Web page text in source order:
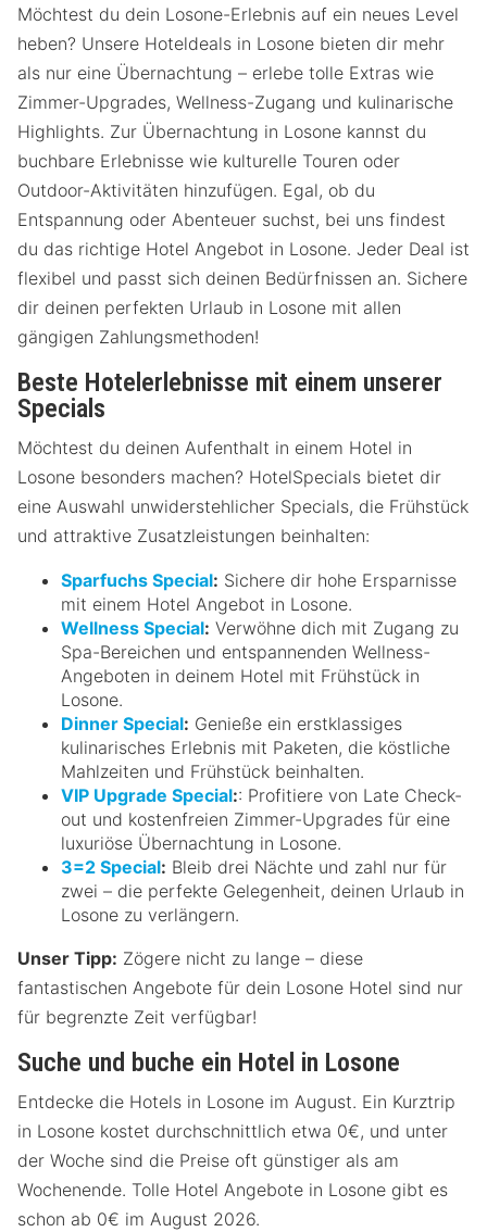
Möchtest du dein Losone-Erlebnis auf ein neues Level
heben? Unsere Hoteldeals in Losone bieten dir mehr
als nur eine Übernachtung – erlebe tolle Extras wie
Zimmer-Upgrades, Wellness-Zugang und kulinarische
Highlights. Zur Übernachtung in Losone kannst du
buchbare Erlebnisse wie kulturelle Touren oder
Outdoor-Aktivitäten hinzufügen. Egal, ob du
Entspannung oder Abenteuer suchst, bei uns findest
du das richtige Hotel Angebot in Losone. Jeder Deal ist
flexibel und passt sich deinen Bedürfnissen an. Sichere
dir deinen perfekten Urlaub in Losone mit allen
gängigen Zahlungsmethoden!
Beste Hotelerlebnisse mit einem unserer
Specials
Möchtest du deinen Aufenthalt in einem Hotel in
Losone besonders machen? HotelSpecials bietet dir
eine Auswahl unwiderstehlicher Specials, die Frühstück
und attraktive Zusatzleistungen beinhalten:
Sparfuchs Special: Sichere dir hohe Ersparnisse
mit einem Hotel Angebot in Losone.
Wellness Special: Verwöhne dich mit Zugang zu
Spa-Bereichen und entspannenden Wellness-
Angeboten in deinem Hotel mit Frühstück in
Losone.
Dinner Special: Genieße ein erstklassiges
kulinarisches Erlebnis mit Paketen, die köstliche
Mahlzeiten und Frühstück beinhalten.
VIP Upgrade Special:: Profitiere von Late Check-
out und kostenfreien Zimmer-Upgrades für eine
luxuriöse Übernachtung in Losone.
3=2 Special: Bleib drei Nächte und zahl nur für
zwei – die perfekte Gelegenheit, deinen Urlaub in
Losone zu verlängern.
Unser Tipp: Zögere nicht zu lange – diese
fantastischen Angebote für dein Losone Hotel sind nur
für begrenzte Zeit verfügbar!
Suche und buche ein Hotel in Losone
Entdecke die Hotels in Losone im August. Ein Kurztrip
in Losone kostet durchschnittlich etwa 0€, und unter
der Woche sind die Preise oft günstiger als am
Wochenende. Tolle Hotel Angebote in Losone gibt es
schon ab 0€ im August 2026.